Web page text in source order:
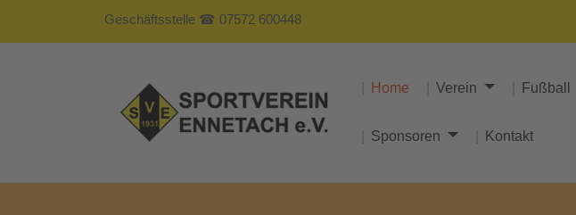
Geschäftsstelle ☎ 07572 600448
Home Verein Fußball
Sponsoren Kontakt